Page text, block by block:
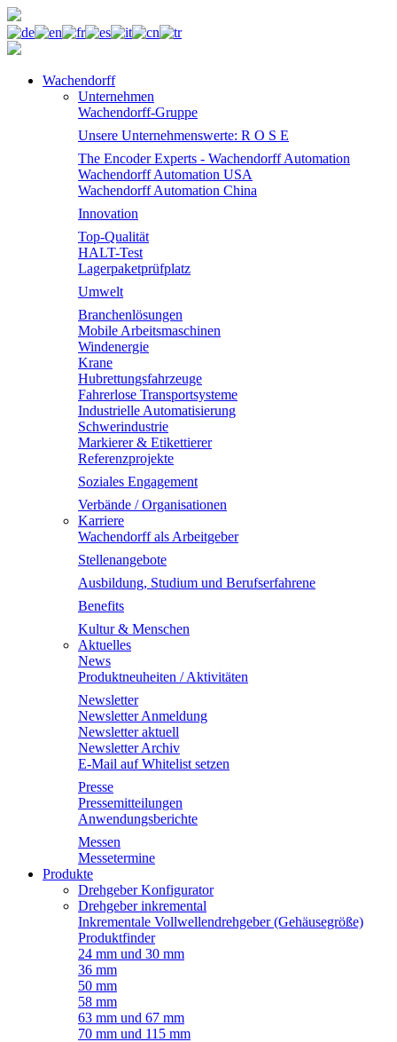
Wachendorff
Unternehmen
Wachendorff-Gruppe
Unsere Unternehmenswerte: R O S E
The Encoder Experts - Wachendorff Automation
Wachendorff Automation USA
Wachendorff Automation China
Innovation
Top-Qualität
HALT-Test
Lagerpaketprüfplatz
Umwelt
Branchenlösungen
Mobile Arbeitsmaschinen
Windenergie
Krane
Hubrettungsfahrzeuge
Fahrerlose Transportsysteme
Industrielle Automatisierung
Schwerindustrie
Markierer & Etikettierer
Referenzprojekte
Soziales Engagement
Verbände / Organisationen
Karriere
Wachendorff als Arbeitgeber
Stellenangebote
Ausbildung, Studium und Berufserfahrene
Benefits
Kultur & Menschen
Aktuelles
News
Produktneuheiten / Aktivitäten
Newsletter
Newsletter Anmeldung
Newsletter aktuell
Newsletter Archiv
E-Mail auf Whitelist setzen
Presse
Pressemitteilungen
Anwendungsberichte
Messen
Messetermine
Produkte
Drehgeber Konfigurator
Drehgeber inkremental
Inkrementale Vollwellendrehgeber (Gehäusegröße)
Produktfinder
24 mm und 30 mm
36 mm
50 mm
58 mm
63 mm und 67 mm
70 mm und 115 mm